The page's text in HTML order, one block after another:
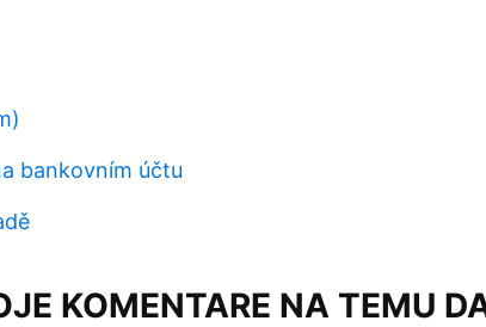
bankovním účtu
KOMENTARE NA TEMU